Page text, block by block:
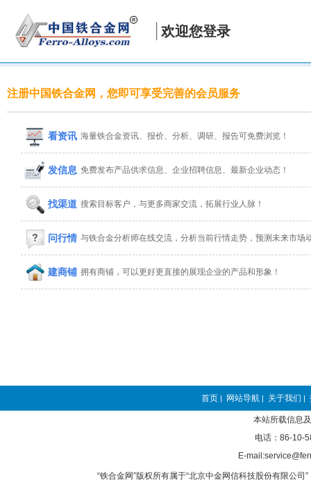
欢迎您登录
注册中国铁合金网，您即可享受完善的会员服务
看资讯 海量铁合金资讯、报价、分析、调研、报告可免费浏览！
发信息 免费发布产品供求信息、企业招聘信息、最新企业动态！
找渠道 搜索目标客户，与更多商家交流，拓展行业人脉！
问行情 与铁合金分析师在线交流，分析当前行情走势，预测未来市场
建商铺 拥有商铺，可以更好更直接的展现企业的产品和形象！
首页 | 网站导航 | 关于我们 |
本站所载信息
电话：86-10-
E-
“铁合金网”版权所有属于“北京中金网信科技股份有限公司